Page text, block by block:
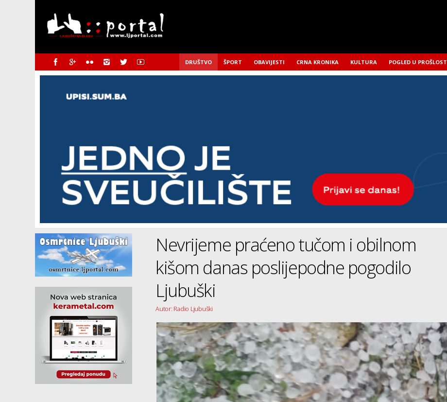
DRUŠTVO ŠPORT OBAVIJESTI CRNA KRONIKA KULTURA POGLED U PROŠLOST
Nevrijeme praćeno tučom i obilnom
kišom danas poslijepodne pogodilo
Ljubuški
Autor: Radio Ljubuški